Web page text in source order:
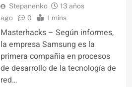
Stepanenko
13 años
ago
0 1 mins
Masterhacks – Según informes,
la empresa Samsung es la
primera compañia en procesos
de desarrollo de la tecnología de
red…